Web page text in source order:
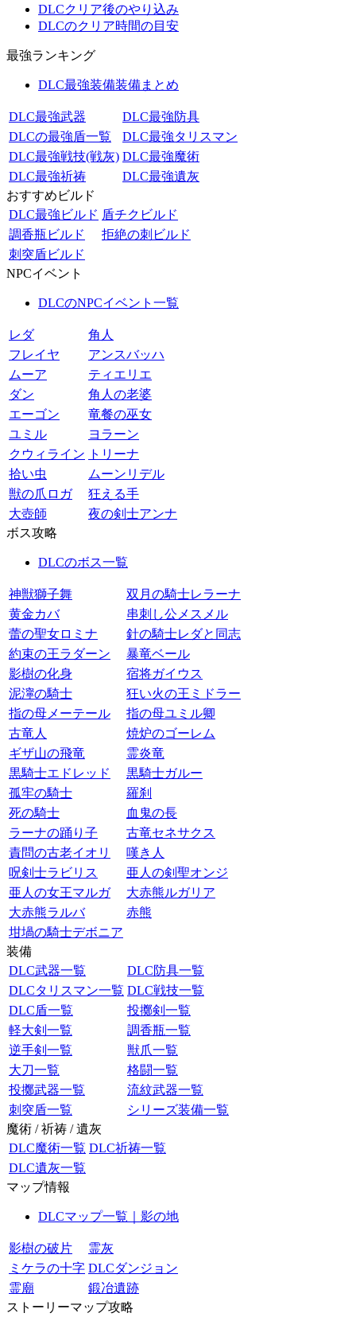
DLCクリア後のやり込み
DLCのクリア時間の目安
最強ランキング
DLC最強装備装備まとめ
DLC最強武器
DLC最強防具
DLCの最強盾一覧
DLC最強タリスマン
DLC最強戦技(戦灰) DLC最強魔術
DLC最強祈祷
DLC最強遺灰
おすすめビルド
DLC最強ビルド 盾チクビルド
調香瓶ビルド
拒絶の刺ビルド
刺突盾ビルド
NPCイベント
DLCのNPCイベント一覧
レダ
角人
フレイヤ
アンスバッハ
ムーア
ティエリエ
ダン
角人の老婆
エーゴン
竜餐の巫女
ユミル
ヨラーン
クウィライン
トリーナ
拾い虫
ムーンリデル
獣の爪ロガ
狂える手
大壺師
夜の剣士アンナ
ボス攻略
DLCのボス一覧
神獣獅子舞
双月の騎士レラーナ
黄金カバ
串刺し公メスメル
蕾の聖女ロミナ
針の騎士レダと同志
約束の王ラダーン
暴竜ベール
影樹の化身
宿将ガイウス
泥濘の騎士
狂い火の王ミドラー
指の母メーテール
指の母ユミル卿
古竜人
焼炉のゴーレム
ギザ山の飛竜
霊炎竜
黒騎士エドレッド
黒騎士ガルー
孤牢の騎士
羅刹
死の騎士
血鬼の長
ラーナの踊り子
古竜セネサクス
責問の古老イオリ
嘆き人
呪剣士ラビリス
亜人の剣聖オンジ
亜人の女王マルガ
大赤熊ルガリア
大赤熊ラルバ
赤熊
坩堝の騎士デボニア
装備
DLC武器一覧
DLC防具一覧
DLCタリスマン一覧 DLC戦技一覧
DLC盾一覧
投擲剣一覧
軽大剣一覧
調香瓶一覧
逆手剣一覧
獣爪一覧
大刀一覧
格闘一覧
投擲武器一覧
流紋武器一覧
刺突盾一覧
シリーズ装備一覧
魔術 / 祈祷 / 遺灰
DLC魔術一覧 DLC祈祷一覧
DLC遺灰一覧
マップ情報
DLCマップ一覧｜影の地
影樹の破片
霊灰
ミケラの十字 DLCダンジョン
霊廟
鍛冶遺跡
ストーリーマップ攻略